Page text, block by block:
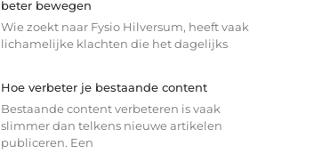
beter bewegen
Wie zoekt naar Fysio Hilversum, heeft vaak
lichamelijke klachten die het dagelijks
Hoe verbeter je bestaande content
Bestaande content verbeteren is vaak
slimmer dan telkens nieuwe artikelen
publiceren. Een